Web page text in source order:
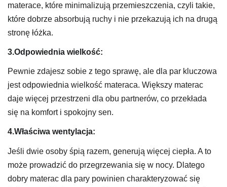
materace, które minimalizują przemieszczenia, czyli takie,
które dobrze absorbują ruchy i nie przekazują ich na drugą
stronę łóżka.
3.Odpowiednia wielkość:
Pewnie zdajesz sobie z tego sprawę, ale dla par kluczowa
jest odpowiednia wielkość materaca. Większy materac
daje więcej przestrzeni dla obu partnerów, co przekłada
się na komfort i spokojny sen.
4.Właściwa wentylacja:
Jeśli dwie osoby śpią razem, generują więcej ciepła. A to
może prowadzić do przegrzewania się w nocy. Dlatego
dobry materac dla pary powinien charakteryzować się